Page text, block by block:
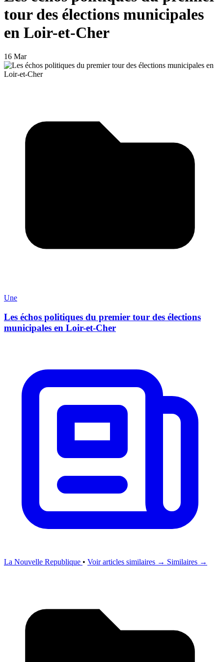
tour des élections municipales
en Loir-et-Cher
16 Mar
Une
Les échos politiques du premier tour des élections
municipales en Loir-et-Cher
La Nouvelle Republique • Voir articles similaires → Similaires →